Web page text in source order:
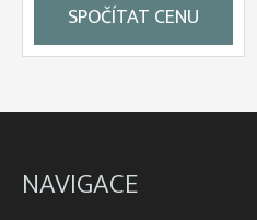
SPOČÍTAT CENU
NAVIGACE